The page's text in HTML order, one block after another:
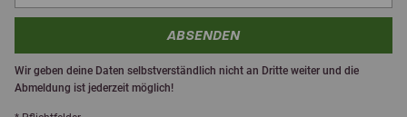
ABSENDEN
Wir geben deine Daten selbstverständlich nicht an Dritte weiter und die
Abmeldung ist jederzeit möglich!